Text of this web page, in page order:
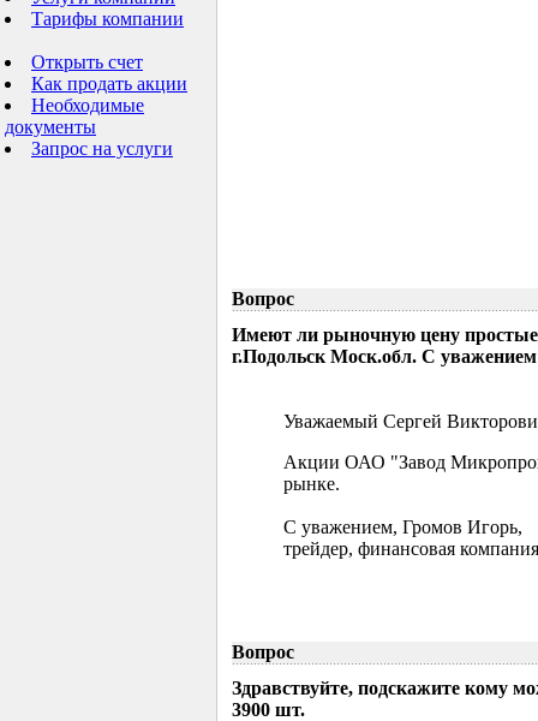
Тарифы компании
Открыть счет
Как продать акции
Необходимые
документы
Запрос на услуги
Вопрос
Имеют ли рыночную цену
г.Подольск Моск.обл. С
Уважаемый Сергей
Акции ОАО "Завод
рынке.
С уважением, Громов Игорь,
трейдер, финансовая
Вопрос
Здравствуйте, подскажите кому
3900 шт.